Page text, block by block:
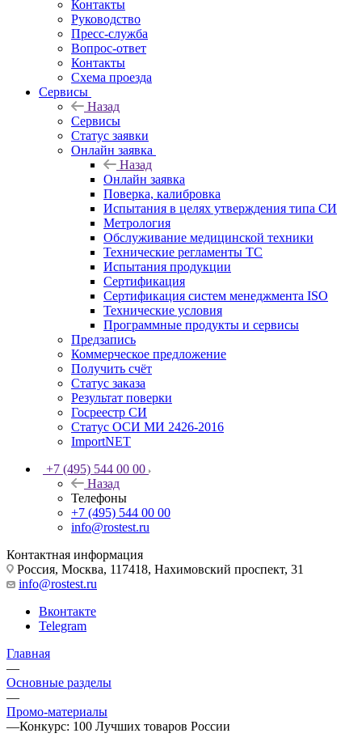
Контакты
Руководство
Пресс-служба
Вопрос-ответ
Контакты
Схема проезда
Сервисы
Назад
Сервисы
Статус заявки
Онлайн заявка
Назад
Онлайн заявка
Поверка, калибровка
Испытания в целях утверждения типа СИ
Метрология
Обслуживание медицинской техники
Технические регламенты ТС
Испытания продукции
Сертификация
Сертификация систем менеджмента ISO
Технические условия
Программные продукты и сервисы
Предзапись
Коммерческое предложение
Получить счёт
Статус заказа
Результат поверки
Госреестр СИ
Статус ОСИ МИ 2426-2016
ImportNET
+7 (495) 544 00 00
Назад
Телефоны
+7 (495) 544 00 00
info@rostest.ru
Контактная информация
Россия, Москва, 117418, Нахимовский проспект, 31
info@rostest.ru
Вконтакте
Telegram
Главная
—
Основные разделы
—
Промо-материалы
—Конкурс: 100 Лучших товаров России